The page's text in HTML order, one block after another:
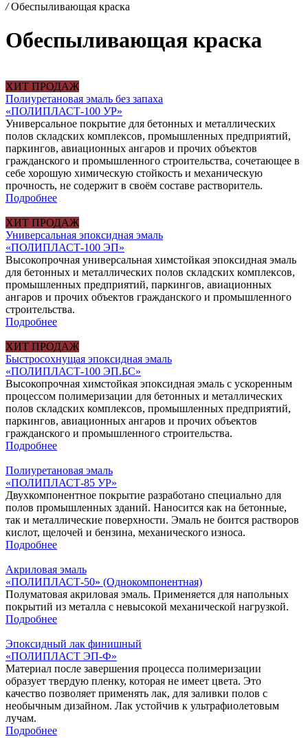
/ Обеспыливающая краска
Обеспыливающая краска
ХИТ ПРОДАЖ
Полиуретановая эмаль без запаха
«ПОЛИПЛАСТ-100 УР»
Универсальное покрытие для бетонных и металлических
полов складских комплексов, промышленных предприятий,
паркингов, авиационных ангаров и прочих объектов
гражданского и промышленного строительства, сочетающее в
себе хорошую химическую стойкость и механическую
прочность, не содержит в своём составе растворитель.
Подробнее
ХИТ ПРОДАЖ
Универсальная эпоксидная эмаль
«ПОЛИПЛАСТ-100 ЭП»
Высокопрочная универсальная химстойкая эпоксидная эмаль
для бетонных и металлических полов складских комплексов,
промышленных предприятий, паркингов, авиационных
ангаров и прочих объектов гражданского и промышленного
строительства.
Подробнее
ХИТ ПРОДАЖ
Быстросохнущая эпоксидная эмаль
«ПОЛИПЛАСТ-100 ЭП.БС»
Высокопрочная химстойкая эпоксидная эмаль с ускоренным
процессом полимеризации для бетонных и металлических
полов складских комплексов, промышленных предприятий,
паркингов, авиационных ангаров и прочих объектов
гражданского и промышленного строительства.
Подробнее
Полиуретановая эмаль
«ПОЛИПЛАСТ-85 УР»
Двухкомпонентное покрытие разработано специально для
полов промышленных зданий. Наносится как на бетонные,
так и металлические поверхности. Эмаль не боится растворов
кислот, щелочей и бензина, механического износа.
Подробнее
Акриловая эмаль
«ПОЛИПЛАСТ-50» (Однокомпонентная)
Полуматовая акриловая эмаль. Применяется для напольных
покрытий из металла с невысокой механической нагрузкой.
Подробнее
Эпоксидный лак финишный
«‎ПОЛИПЛАСТ ЭП-Ф»
Материал после завершения процесса полимеризации
образует твердую пленку, которая не имеет цвета. Это
качество позволяет применять лак, для заливки полов с
необычным дизайном. Лак устойчив к ультрафиолетовым
лучам.
Подробнее